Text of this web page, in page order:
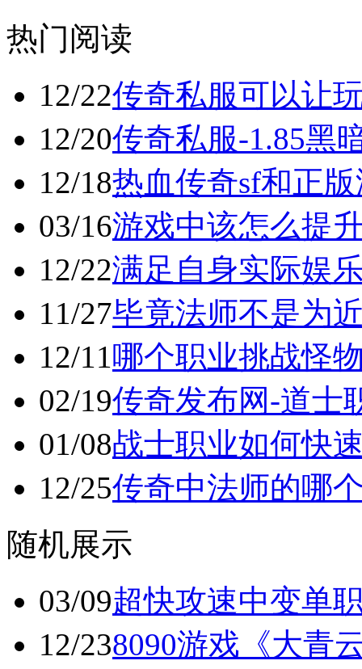
热门阅读
12/22传奇私服可以让
12/20传奇私服-1.85黑
12/18热血传奇sf和正
03/16游戏中该怎么提
12/22满足自身实际娱
11/27毕竟法师不是为
12/11哪个职业挑战怪
02/19传奇发布网-道士
01/08战士职业如何快
12/25传奇中法师的哪
随机展示
03/09超快攻速中变单
12/238090游戏《大青